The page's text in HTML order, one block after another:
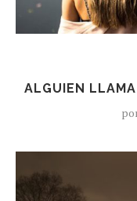
ALGUIEN